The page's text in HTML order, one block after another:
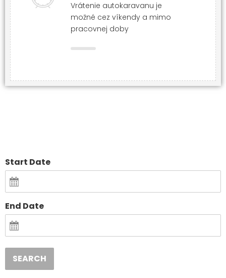
Vrátenie autokaravanu je
možné cez víkendy a mimo
pracovnej doby
Start Date
End Date
SEARCH